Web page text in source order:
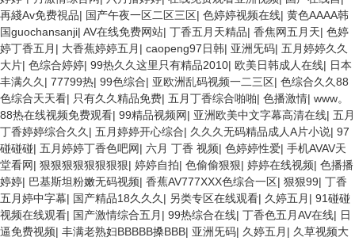
再綫Av免费視品| 国产午夜一区二区三区| 色婷婷视频在线| 黄色AAAA韩
国guochansanji| AV在线免费网站| 丁香五月天精品| 香焦网五月天| 色婷
婷丁香五月 | 大香蕉婷婷五月 | caopeng97日韩| 亚洲旡码| 五月婷婷久久
大片| 色综合婷婷| 99热久久这里只有精品2010| 欧美日韩成人在线| 日本
丰满久久 | 77799热| 99色综合| 亚欧洲乱码视频一二三区| 色综合久久88
色综合天天看| 只有久久精品免费| 五月丁香综合啪啪| 色播激情| www。
88热在线视频免费观看| 99精品视频网| 亚洲欧美中文字幕高清在线| 五月
丁香婷婷综合久久 | 五月婷婷开心综合| 久久久无码精品成人A片小说| 97
碰碰碰| 五月婷婷丁香色吧网| 六月 丁香 视频| 色婷婷性爱| 手机AVAV天
堂看网| 狠狠狠狠狠狠狠狠| 婷婷自拍| 色偷偷狠狠| 婷婷在线视频| 色播播
婷婷| 巴基斯坦粉嫩无码视频| 香蕉AV777XXX色综合一区| 狠狠99| 丁香
五月婷中字幕| 国产精品18久久久 | 另类专区在线观看| 久婷五月 | 91碰碰
视频在线观看| 国产激情综合五月 | 99热综合在线| 丁香色五月AV在线| 日
逼免费视频| 丰满老熟妇BBBBB搡BBB| 亚洲旡码| 久婷五月 | 久草视频大